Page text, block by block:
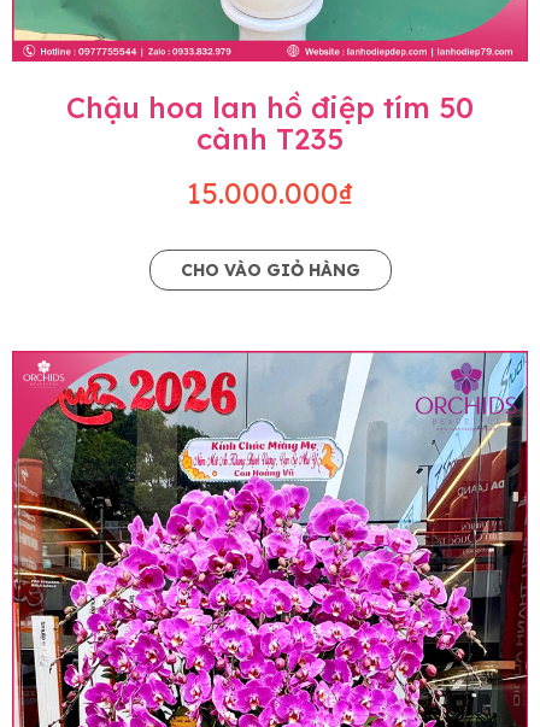
Chậu hoa lan hồ điệp tím 50
cành T235
15.000.000₫
CHO VÀO GIỎ HÀNG